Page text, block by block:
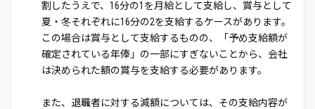
割したうえで、16分の1を月給として支給し、賞与として
夏・冬それぞれに16分の2を支給するケースがあります。
この場合は賞与として支給するものの、「予め支給額が
確定されている年俸」の一部にすぎないことから、会社
は決められた額の賞与を支給する必要があります。
また、退職者に対する減額については、その支給内容が